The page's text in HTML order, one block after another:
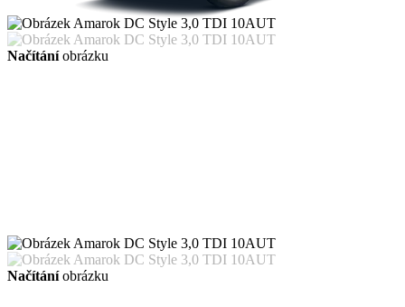
Načítáníobrázku
Načítáníobrázku